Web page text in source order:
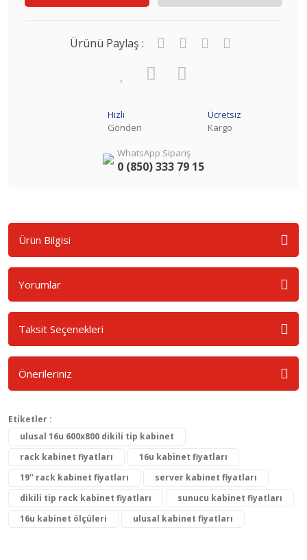
Ürünü Paylaş :
Hızlı
Gönderi
Ücretsiz
Kargo
WhatsApp Sipariş
0 (850) 333 79 15
Ürün Bilgisi
Yorumlar
Taksit Seçenekleri
Önerileriniz
Etiketler :
ulusal 16u 600x800 dikili tip kabinet
rack kabinet fiyatları
16u kabinet fiyatları
19'' rack kabinet fiyatları
server kabinet fiyatları
dikili tip rack kabinet fiyatları
sunucu kabinet fiyatları
16u kabinet ölçüleri
ulusal kabinet fiyatları